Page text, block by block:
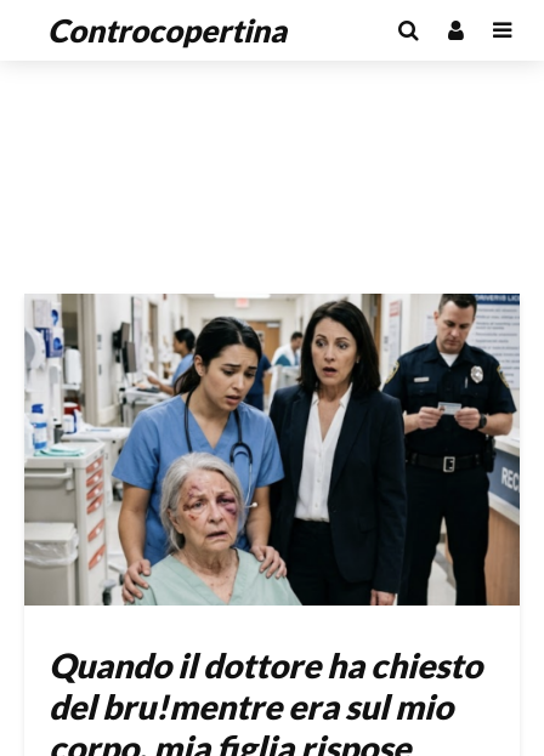
Controcopertina
Quando il dottore ha chiesto
del bru!mentre era sul mio
corpo, mia figlia rispose